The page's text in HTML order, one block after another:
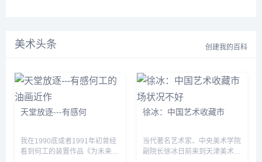
美术头条 创建我的百科
天堂放逐---有感何
我在1990底或者1991年初曾经
看到何工的装置作品《为未来考
徐冰：中国艺术收藏市
当代著名艺术家、中央美术学院
副院长徐冰日前来到天津美术学